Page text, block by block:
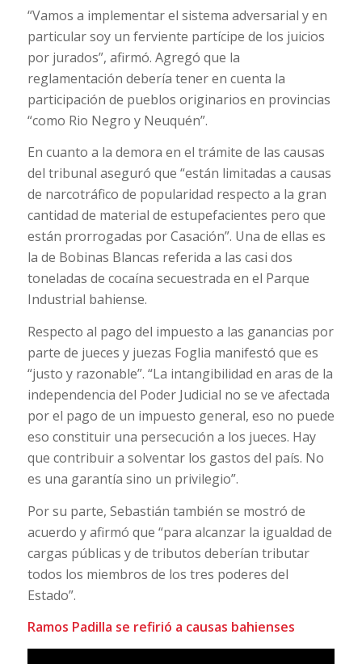
“Vamos a implementar el sistema adversarial y en
particular soy un ferviente partícipe de los juicios
por jurados”, afirmó. Agregó que la
reglamentación debería tener en cuenta la
participación de pueblos originarios en provincias
“como Rio Negro y Neuquén”.
En cuanto a la demora en el trámite de las causas
del tribunal aseguró que “están limitadas a causas
de narcotráfico de popularidad respecto a la gran
cantidad de material de estupefacientes pero que
están prorrogadas por Casación”. Una de ellas es
la de Bobinas Blancas referida a las casi dos
toneladas de cocaína secuestrada en el Parque
Industrial bahiense.
Respecto al pago del impuesto a las ganancias por
parte de jueces y juezas Foglia manifestó que es
“justo y razonable”. “La intangibilidad en aras de la
independencia del Poder Judicial no se ve afectada
por el pago de un impuesto general, eso no puede
eso constituir una persecución a los jueces. Hay
que contribuir a solventar los gastos del país. No
es una garantía sino un privilegio”.
Por su parte, Sebastián también se mostró de
acuerdo y afirmó que “para alcanzar la igualdad de
cargas públicas y de tributos deberían tributar
todos los miembros de los tres poderes del
Estado”.
Ramos Padilla se refirió a causas bahienses